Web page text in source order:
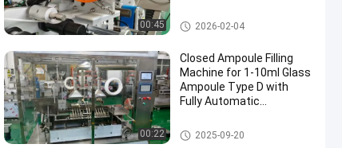
00:45
200 mm
Flaschendurchmesser
Etikettiermaschine für Flaschen
2026-02-04
00:22
Closed Ampoule Filling
Machine for 1-10ml Glass
Ampoule Type D with
Fully Automatic
Vaccines and Hormones
Ampullen-Füllmaschine
2025-09-20